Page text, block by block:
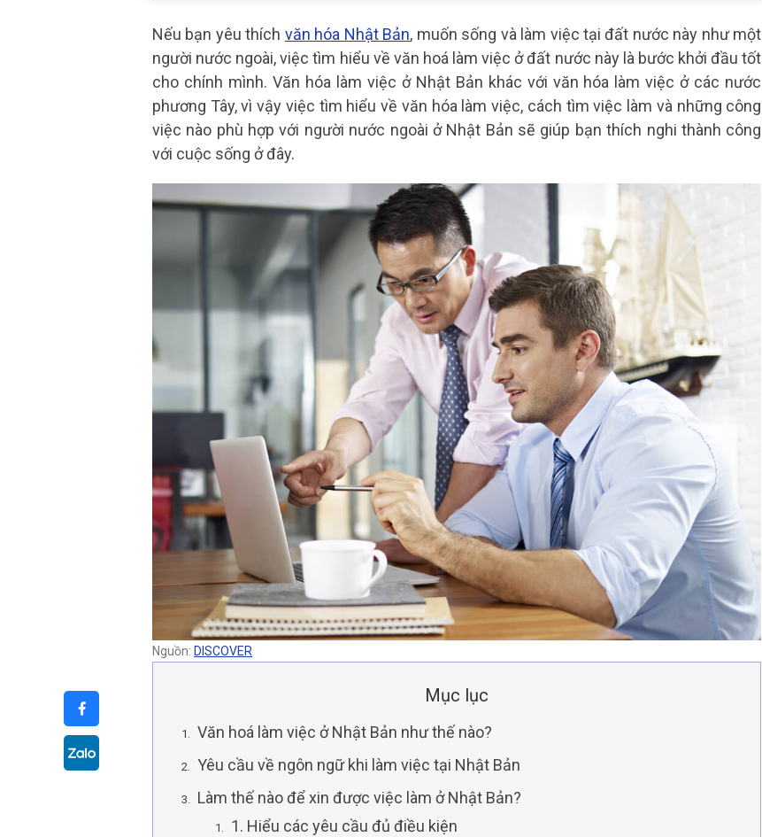
Nếu bạn yêu thích văn hóa Nhật Bản, muốn sống và làm việc tại đất nước này như một
người nước ngoài, việc tìm hiểu về văn hoá làm việc ở đất nước này là bước khởi đầu tốt
cho chính mình. Văn hóa làm việc ở Nhật Bản khác với văn hóa làm việc ở các nước
phương Tây, vì vậy việc tìm hiểu về văn hóa làm việc, cách tìm việc làm và những công
việc nào phù hợp với người nước ngoài ở Nhật Bản sẽ giúp bạn thích nghi thành công
với cuộc sống ở đây.
Nguồn: DISCOVER
Mục lục
Văn hoá làm việc ở Nhật Bản như thế nào?
Yêu cầu về ngôn ngữ khi làm việc tại Nhật Bản
Làm thế nào để xin được việc làm ở Nhật Bản?
1. Hiểu các yêu cầu đủ điều kiện